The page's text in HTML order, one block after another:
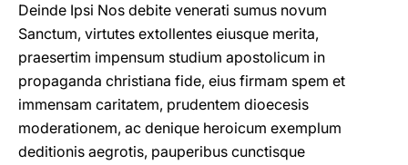
Deinde Ipsi Nos debite venerati sumus novum
Sanctum, virtutes extollentes eiusque merita,
praesertim impensum studium apostolicum in
propaganda christiana fide, eius firmam spem et
immensam caritatem, prudentem dioecesis
moderationem, ac denique heroicum exemplum
deditionis aegrotis, pauperibus cunctisque